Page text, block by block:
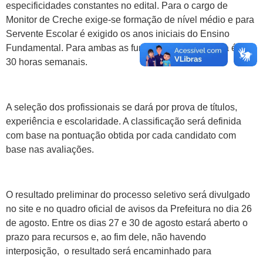
especificidades constantes no edital. Para o cargo de
Monitor de Creche exige-se formação de nível médio e para
Servente Escolar é exigido os anos iniciais do Ensino
Fundamental. Para ambas as funções a carga horária é de
30 horas semanais.
A seleção dos profissionais se dará por prova de títulos,
experiência e escolaridade. A classificação será definida
com base na pontuação obtida por cada candidato com
base nas avaliações.
O resultado preliminar do processo seletivo será divulgado
no site e no quadro oficial de avisos da Prefeitura no dia 26
de agosto. Entre os dias 27 e 30 de agosto estará aberto o
prazo para recursos e, ao fim dele, não havendo
interposição, o resultado será encaminhado para